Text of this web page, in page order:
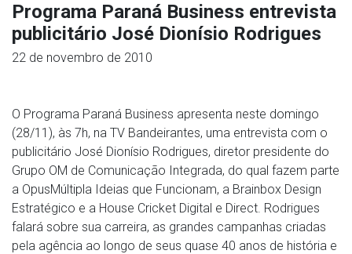
Programa Paraná Business entrevista
publicitário José Dionísio Rodrigues
22 de novembro de 2010
O Programa Paraná Business apresenta neste domingo
(28/11), às 7h, na TV Bandeirantes, uma entrevista com o
publicitário José Dionísio Rodrigues, diretor presidente do
Grupo OM de Comunicação Integrada, do qual fazem parte
a OpusMúltipla Ideias que Funcionam, a Brainbox Design
Estratégico e a House Cricket Digital e Direct. Rodrigues
falará sobre sua carreira, as grandes campanhas criadas
pela agência ao longo de seus quase 40 anos de história e